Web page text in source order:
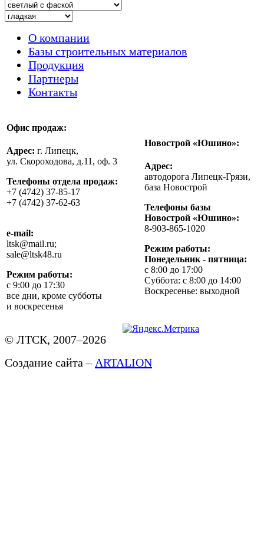
О компании
Базы строительных материалов
Продукция
Партнеры
Контакты
Офис продаж:
Адрес: г. Липецк,
ул. Скороходова, д.11, оф. 3
Телефоны отдела продаж:
+7 (4742) 37-85-17
+7 (4742) 37-62-63
e-mail:
ltsk@mail.ru;
sale@ltsk48.ru
Режим работы:
с 9:00 до 17:30
все дни, кроме субботы
и воскресенья
Новострой «Юшино»:
Адрес:
автодорога Липецк-Грязи,
база Новострой
Телефоны базы
Новострой «Юшино»:
8-903-865-1020
Режим работы:
Понедельник - пятница:
с 8:00 до 17:00
Суббота: с 8:00 до 14:00
Воскресенье: выходной
© ЛТСК, 2007–2026
Создание сайта – ARTALION